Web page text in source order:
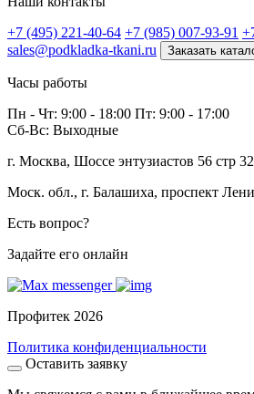
+7 (495) 221-40-64 +7 (985) 007-93-91
sales@podkladka-tkani.ru
Заказать
Часы работы
Пн - Чт: 9:00 - 18:00 Пт: 9:00 - 17:00
Сб-Вс: Выходные
г. Москва, Шоссе энтузиастов 56 стр 32
Моск. обл., г. Балашиха, проспект
Есть вопрос?
Задайте его онлайн
Профитек 2026
Политика конфиденциальности
Оставить заявку